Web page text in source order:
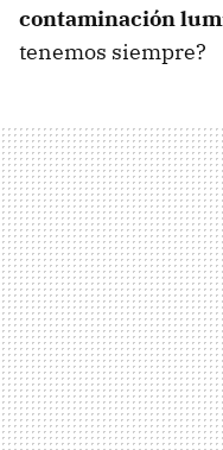
contaminación
tenemos siempre?